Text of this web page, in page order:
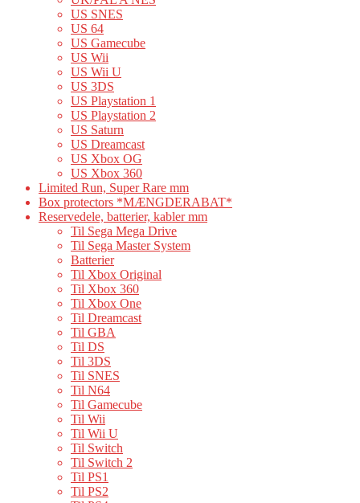
US SNES
US 64
US Gamecube
US Wii
US Wii U
US 3DS
US Playstation 1
US Playstation 2
US Saturn
US Dreamcast
US Xbox OG
US Xbox 360
Limited Run, Super Rare mm
Box protectors *MÆNGDERABAT*
Reservedele, batterier, kabler mm
Til Sega Mega Drive
Til Sega Master System
Batterier
Til Xbox Original
Til Xbox 360
Til Xbox One
Til Dreamcast
Til GBA
Til DS
Til 3DS
Til SNES
Til N64
Til Gamecube
Til Wii
Til Wii U
Til Switch
Til Switch 2
Til PS1
Til PS2